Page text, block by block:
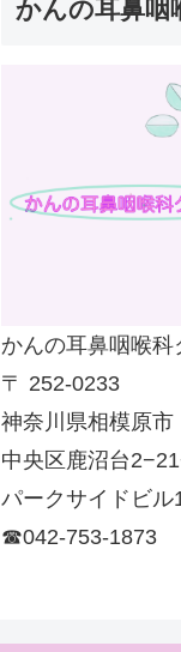
かんの耳鼻咽
かんの耳鼻咽喉科
〒 252-0233
神奈川県相模原市
中央区鹿沼台
パークサイドビル
☎042-753-1873